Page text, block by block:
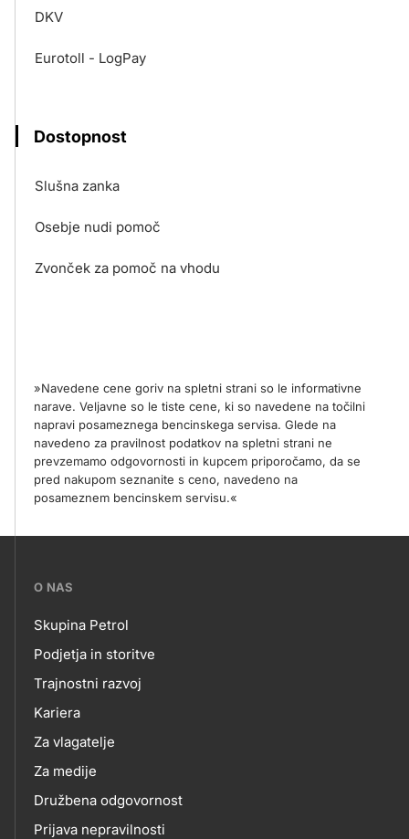
DKV
Eurotoll - LogPay
Dostopnost
Slušna zanka
Osebje nudi pomoč
Zvonček za pomoč na vhodu
»Navedene cene goriv na spletni strani so le informativne
narave. Veljavne so le tiste cene, ki so navedene na točilni
napravi posameznega bencinskega servisa. Glede na
navedeno za pravilnost podatkov na spletni strani ne
prevzemamo odgovornosti in kupcem priporočamo, da se
pred nakupom seznanite s ceno, navedeno na
posameznem bencinskem servisu.«
???
skupno.footer-
title???
O NAS
O
NAS
Skupina Petrol
Podjetja in storitve
Trajnostni razvoj
Kariera
Za vlagatelje
Za medije
Družbena odgovornost
Prijava nepravilnosti